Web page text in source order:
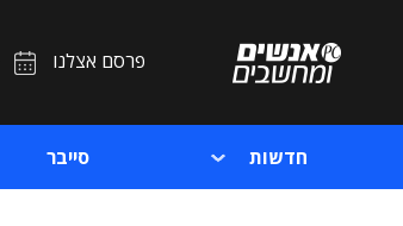
פרסם אצלנו
חדשות סייבר